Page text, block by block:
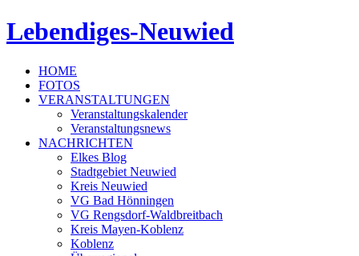
Lebendiges-Neuwied
HOME
FOTOS
VERANSTALTUNGEN
Veranstaltungskalender
Veranstaltungsnews
NACHRICHTEN
Elkes Blog
Stadtgebiet Neuwied
Kreis Neuwied
VG Bad Hönningen
VG Rengsdorf-Waldbreitbach
Kreis Mayen-Koblenz
Koblenz